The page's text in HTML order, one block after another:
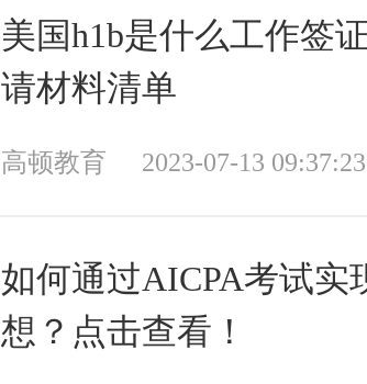
美国h1b是什么工作签
请材料清单
高顿教育 2023-07-13 09:37:23
如何通过AICPA考试实
想？点击查看！